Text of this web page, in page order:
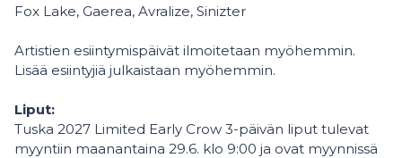
Fox Lake, Gaerea, Avralize, Sinizter
Artistien esiintymispäivät ilmoitetaan myöhemmin.
Lisää esiintyjiä julkaistaan myöhemmin.
Liput:
Tuska 2027 Limited Early Crow 3-päivän liput tulevat
myyntiin maanantaina 29.6. klo 9:00 ja ovat myynnissä